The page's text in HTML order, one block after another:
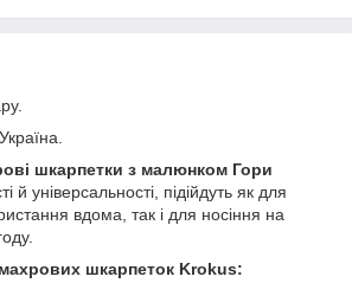
шкарпетки з малюнком Гори
й універсальності, підійдуть як для
вдома, так і для носіння на
шкарпеток Krokus: